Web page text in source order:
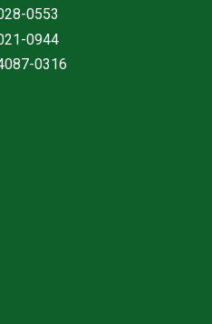
0553
0944
0316